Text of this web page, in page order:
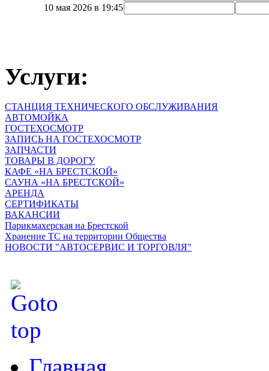
10 мая 2026 в 19:45
Услуги:
СТАНЦИЯ ТЕХНИЧЕСКОГО ОБСЛУЖИВАНИЯ
АВТОМОЙКА
ГОСТЕХОСМОТР
ЗАПИСЬ НА ГОСТЕХОСМОТР
ЗАПЧАСТИ
ТОВАРЫ В ДОРОГУ
КАФЕ «НА БРЕСТСКОЙ»
САУНА «НА БРЕСТСКОЙ»
АРЕНДА
СЕРТИФИКАТЫ
ВАКАНСИИ
Парикмахерская на Брестской
Хранение ТС на территории Общества
НОВОСТИ "АВТОСЕРВИС И ТОРГОВЛЯ"